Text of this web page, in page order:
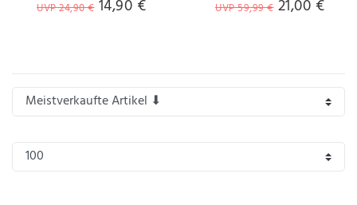
bestätige
ich, dass
schutz­
UVP 24,90 € 14,90 € UVP 59,99 € 21,00 €